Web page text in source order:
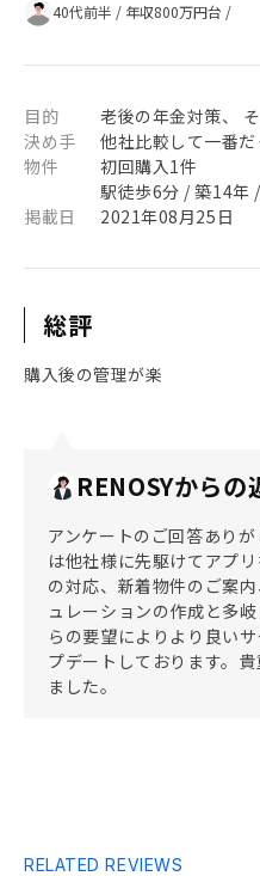
40代前半 / 年収800万円台 /
目的
老後の年金対策、
決め手
他社比較して一番だ
物件
初回購入1件
駅徒歩6分 / 築14年
掲載日
2021年08月25日
総評
購入後の管理が楽
RENOSYからの
アンケートのご回答あり
は他社様に先駆けてアプ
の対応、新着物件のご案
ュレーションの作成と多
らの要望によりより良い
プデートしております。
ました。
RELATED REVIEWS